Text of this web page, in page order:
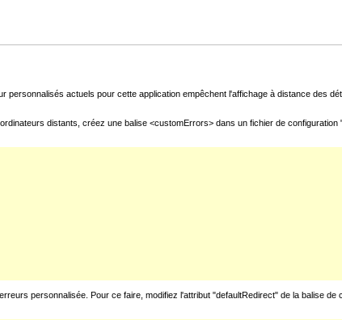
actuels pour cette application empêchent l'affichage à distance des
distants, créez une balise <customErrors> dans un fichier de
personnalisée. Pour ce faire, modifiez l'attribut "defaultRedirect" de la balise